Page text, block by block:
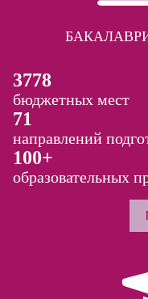
3778
бюджетных мест
71
направлений
100+
образовательных